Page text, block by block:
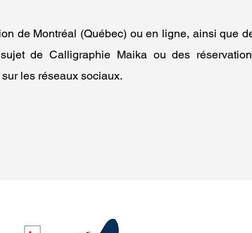
de Montréal (Québec) ou en ligne, ainsi que
de Calligraphie Maika ou des
les réseaux sociaux.